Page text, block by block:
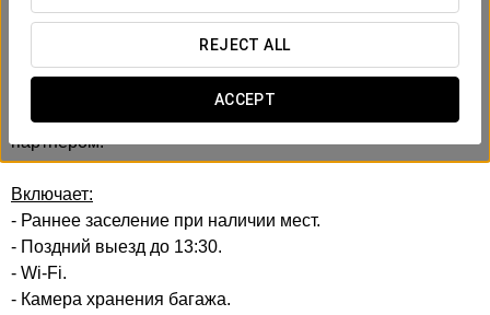
REJECT ALL
ACCEPT
Детали, чтобы удивить. Всё готово, чтобы вы могли
просто наслаждаться любовью.
В Exe City Park мы создали романтический опыт,
предназначенный для того, чтобы разделить его с вашим
партнёром.
Включает:
- Раннее заселение при наличии мест.
- Поздний выезд до 13:30.
- Wi-Fi.
- Камера хранения багажа.